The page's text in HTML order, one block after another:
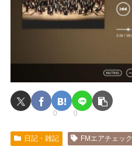
0 0
日記・雑記 FMエアチェック